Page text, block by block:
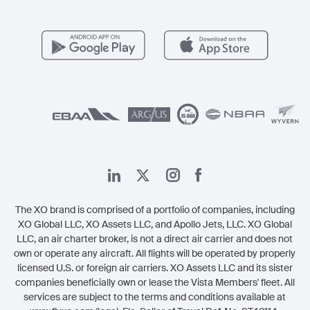
The XO brand is comprised of a portfolio of companies, including
XO Global LLC, XO Assets LLC, and Apollo Jets, LLC. XO Global
LLC, an air charter broker, is not a direct air carrier and does not
own or operate any aircraft. All flights will be operated by properly
licensed U.S. or foreign air carriers. XO Assets LLC and its sister
companies beneficially own or lease the Vista Members' fleet. All
services are subject to the terms and conditions available at